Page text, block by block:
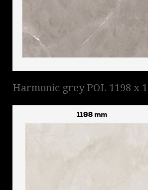
Harmonic grey POL 1198 x